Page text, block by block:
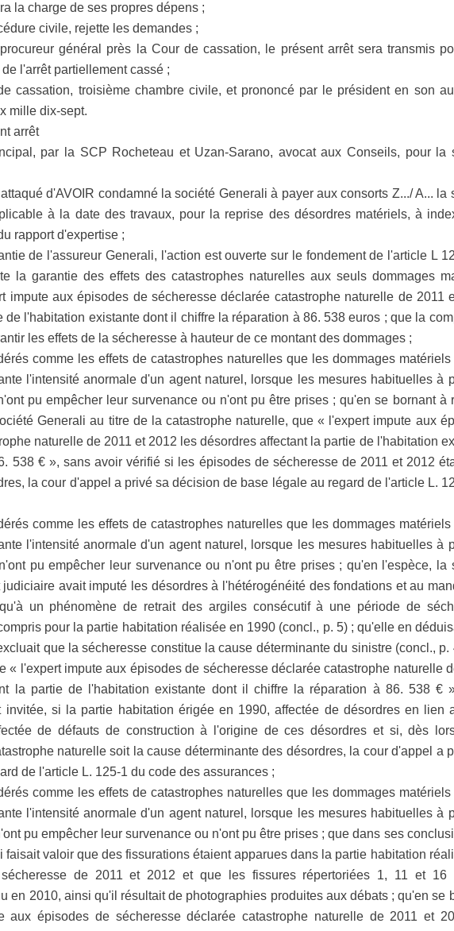
la charge de ses propres dépens ;
civile, rejette les demandes ;
général près la Cour de cassation, le présent arrêt sera transmis
l'arrêt partiellement cassé ;
cassation, troisième chambre civile, et prononcé par le président en son
mille dix-sept.
arrêt
par la SCP Rocheteau et Uzan-Sarano, avocat aux Conseils, pour la
attaqué d'AVOIR condamné la société Generali à payer aux consorts Z.../ A... la
à la date des travaux, pour la reprise des désordres matériels, à
rapport d'expertise ;
de l'assureur Generali, l'action est ouverte sur le fondement de l'article L
la garantie des effets des catastrophes naturelles aux seuls dommages
impute aux épisodes de sécheresse déclarée catastrophe naturelle de 2011
de l'habitation existante dont il chiffre la réparation à 86. 538 euros ; que la
les effets de la sécheresse à hauteur de ce montant des dommages ;
comme les effets de catastrophes naturelles que les dommages matériels
l'intensité anormale d'un agent naturel, lorsque les mesures habituelles à
pu empêcher leur survenance ou n'ont pu être prises ; qu'en se bornant à
Generali au titre de la catastrophe naturelle, que « l'expert impute aux
naturelle de 2011 et 2012 les désordres affectant la partie de l'habitation
538 € », sans avoir vérifié si les épisodes de sécheresse de 2011 et 2012
la cour d'appel a privé sa décision de base légale au regard de l'article L.
comme les effets de catastrophes naturelles que les dommages matériels
l'intensité anormale d'un agent naturel, lorsque les mesures habituelles à
pu empêcher leur survenance ou n'ont pu être prises ; qu'en l'espèce, la
avait imputé les désordres à l'hétérogénéité des fondations et au
un phénomène de retrait des argiles consécutif à une période de
pour la partie habitation réalisée en 1990 (concl., p. 5) ; qu'elle en
que la sécheresse constitue la cause déterminante du sinistre (concl., p.
« l'expert impute aux épisodes de sécheresse déclarée catastrophe naturelle
la partie de l'habitation existante dont il chiffre la réparation à 86. 538 €
invitée, si la partie habitation érigée en 1990, affectée de désordres en lien
de défauts de construction à l'origine de ces désordres et si, dès
naturelle soit la cause déterminante des désordres, la cour d'appel a
de l'article L. 125-1 du code des assurances ;
comme les effets de catastrophes naturelles que les dommages matériels
l'intensité anormale d'un agent naturel, lorsque les mesures habituelles à
pu empêcher leur survenance ou n'ont pu être prises ; que dans ses
faisait valoir que des fissurations étaient apparues dans la partie habitation
de 2011 et 2012 et que les fissures répertoriées 1, 11 et 16
en 2010, ainsi qu'il résultait de photographies produites aux débats ; qu'en se
aux épisodes de sécheresse déclarée catastrophe naturelle de 2011 et